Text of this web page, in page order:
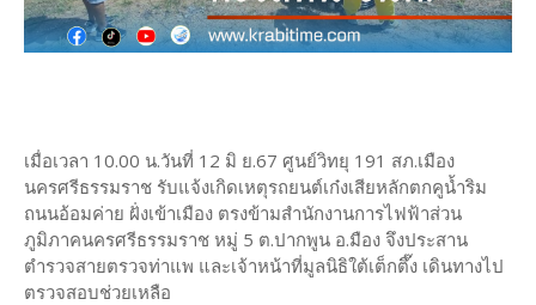
เมื่อเวลา 10.00 น.วันที่ 12 มิ ย.67 ศูนย์วิทยุ 191 สภ.เมือง
นครศรีธรรมราช รับแจ้งเกิดเหตุรถยนต์เก๋งเสียหลักตกคูน้ำริม
ถนนอ้อมค่าย ฝั่งเข้าเมือง ตรงข้ามสำนักงานการไฟฟ้าส่วน
ภูมิภาคนครศรีธรรมราช หมู่ 5 ต.ปากพูน อ.มือง จึงประสาน
ตำรวจสายตรวจท่าแพ และเจ้าหน้าที่มูลนิธิใต้เต็กตึ๊ง เดินทางไป
ตรวจสอบช่วยเหลือ